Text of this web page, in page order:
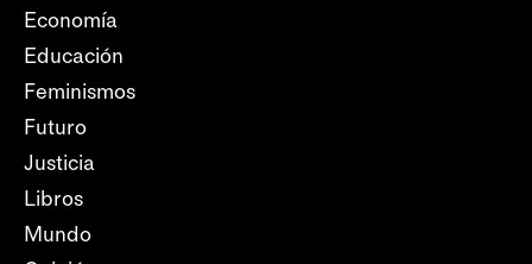
Economía
Educación
Feminismos
Futuro
Justicia
Libros
Mundo